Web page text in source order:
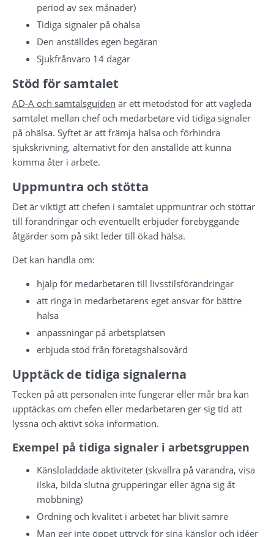
period av sex månader)
Tidiga signaler på ohälsa
Den anställdes egen begäran
Sjukfrånvaro 14 dagar
Stöd för samtalet
AD-A och samtalsguiden är ett metodstöd för att vägleda
samtalet mellan chef och medarbetare vid tidiga signaler
på ohälsa. Syftet är att främja hälsa och förhindra
sjukskrivning, alternativt för den anställde att kunna
komma åter i arbete.
Uppmuntra och stötta
Det är viktigt att chefen i samtalet uppmuntrar och stöttar
till förändringar och eventuellt erbjuder förebyggande
åtgärder som på sikt leder till ökad hälsa.
Det kan handla om:
hjälp för medarbetaren till livsstilsförändringar
att ringa in medarbetarens eget ansvar för bättre
hälsa
anpassningar på arbetsplatsen
erbjuda stöd från företagshälsovård
Upptäck de tidiga signalerna
Tecken på att personalen inte fungerar eller mår bra kan
upptäckas om chefen eller medarbetaren ger sig tid att
lyssna och aktivt söka information.
Exempel på tidiga signaler i arbetsgruppen
Känsloladdade aktiviteter (skvallra på varandra, visa
ilska, bilda slutna grupperingar eller ägna sig åt
mobbning)
Ordning och kvalitet i arbetet har blivit sämre
Man ger inte öppet uttryck för sina känslor och idéer